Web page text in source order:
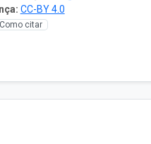
CC-BY 4.0
citar